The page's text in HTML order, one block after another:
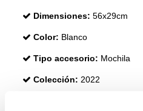
Dimensiones: 56x29cm
Color: Blanco
Tipo accesorio: Mochila
Colección: 2022